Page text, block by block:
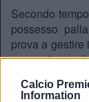
Calcio
Information
Secondo
possesso
prova a gestire
muro alzato
buona
del gioco del